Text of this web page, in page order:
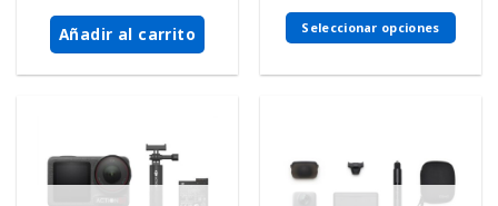
Añadir al carrito Seleccionar opciones